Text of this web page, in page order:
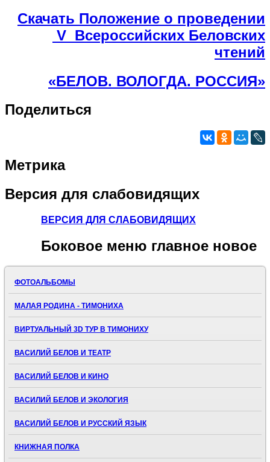
Скачать Положение о проведении
V Всероссийских Беловских
чтений
«БЕЛОВ. ВОЛОГДА. РОССИЯ»
Поделиться
Метрика
Версия для слабовидящих
ВЕРСИЯ ДЛЯ СЛАБОВИДЯЩИХ
Боковое меню главное новое
ФОТОАЛЬБОМЫ
МАЛАЯ РОДИНА - ТИМОНИХА
ВИРТУАЛЬНЫЙ 3D ТУР В ТИМОНИХУ
ВАСИЛИЙ БЕЛОВ И ТЕАТР
ВАСИЛИЙ БЕЛОВ И КИНО
ВАСИЛИЙ БЕЛОВ И ЭКОЛОГИЯ
ВАСИЛИЙ БЕЛОВ И РУССКИЙ ЯЗЫК
КНИЖНАЯ ПОЛКА